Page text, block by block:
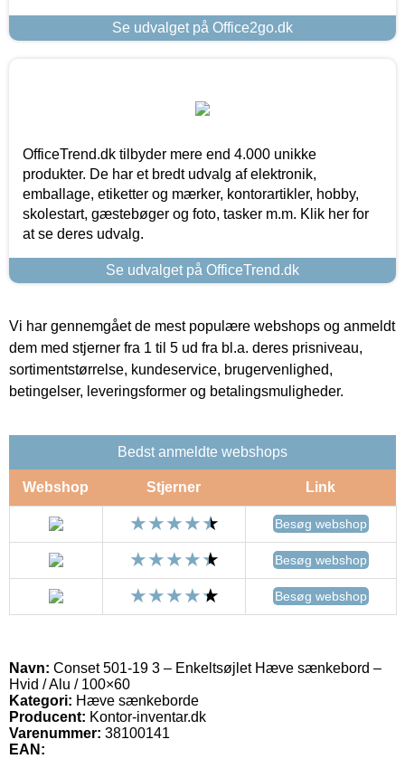
Se udvalget på Office2go.dk
OfficeTrend.dk tilbyder mere end 4.000 unikke
produkter. De har et bredt udvalg af elektronik,
emballage, etiketter og mærker, kontorartikler, hobby,
skolestart, gæstebøger og foto, tasker m.m. Klik her for
at se deres udvalg.
Se udvalget på OfficeTrend.dk
Vi har gennemgået de mest populære webshops og anmeldt
dem med stjerner fra 1 til 5 ud fra bl.a. deres prisniveau,
sortimentstørrelse, kundeservice, brugervenlighed,
betingelser, leveringsformer og betalingsmuligheder.
Bedst anmeldte webshops
Webshop Stjerner Link
Besøg webshop
Besøg webshop
Besøg webshop
Navn: Conset 501-19 3 – Enkeltsøjlet Hæve sænkebord –
Hvid / Alu / 100×60
Kategori: Hæve sænkeborde
Producent: Kontor-inventar.dk
Varenummer: 38100141
EAN: